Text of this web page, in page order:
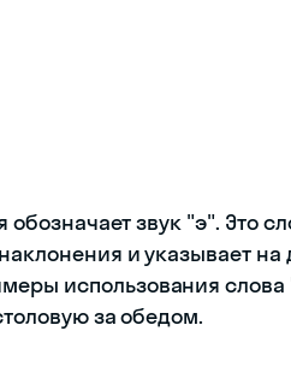
звук "э". Это
и указывает на
использования слова
за обедом.